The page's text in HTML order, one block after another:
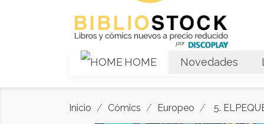
HOME Novedades
Inicio Cómics Europeo 5.